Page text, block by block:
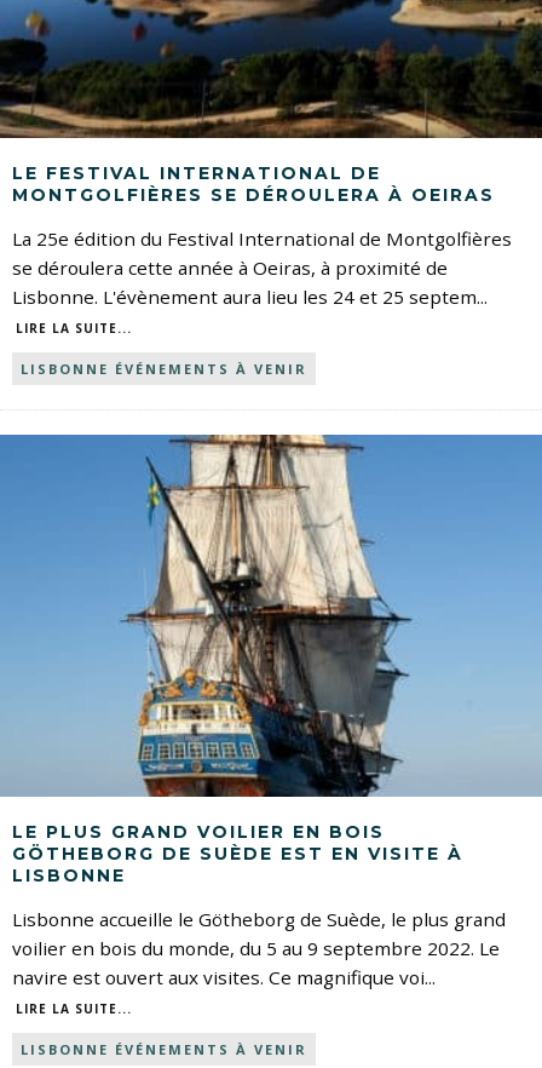
LE FESTIVAL INTERNATIONAL DE
MONTGOLFIÈRES SE DÉROULERA À OEIRAS
La 25e édition du Festival International de Montgolfières
se déroulera cette année à Oeiras, à proximité de
Lisbonne. L'évènement aura lieu les 24 et 25 septem...
LIRE LA SUITE...
LISBONNE ÉVÉNEMENTS À VENIR
LE PLUS GRAND VOILIER EN BOIS
GÖTHEBORG DE SUÈDE EST EN VISITE À
LISBONNE
Lisbonne accueille le Götheborg de Suède, le plus grand
voilier en bois du monde, du 5 au 9 septembre 2022. Le
navire est ouvert aux visites. Ce magnifique voi...
LIRE LA SUITE...
LISBONNE ÉVÉNEMENTS À VENIR